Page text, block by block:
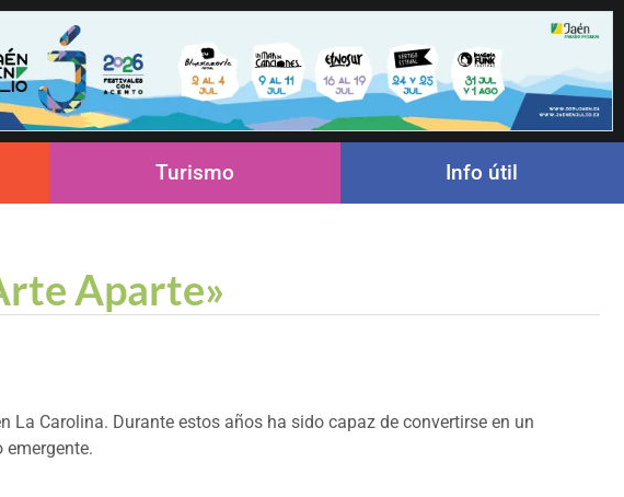
Turismo Info útil
Aparte»
La Carolina. Durante estos años ha sido capaz de convertirse en un
emergente.